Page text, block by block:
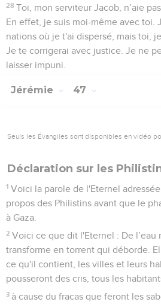
28 Toi, mon serviteur Jacob, n’aie
En effet, je suis moi-même avec toi.
nations où je t'ai dispersé, mais toi,
Je te corrigerai avec justice. Je ne
laisser impuni.
Jérémie 47
Seuls les Évangiles sont disponibles en vidéo
Déclaration sur les
1 Voici la parole de l'Eternel
propos des Philistins avant que le
à Gaza.
2 Voici ce que dit l'Eternel : De l’eau
transforme en torrent qui déborde.
ce qu'il contient, les villes et leurs
pousseront des cris, tous les
3 à cause du fracas que feront les